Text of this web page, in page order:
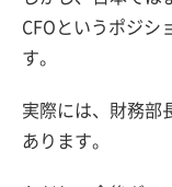
CFOというポジシ
す。
実際には、財務部
あります。